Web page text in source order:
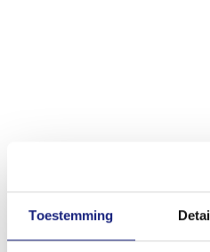
Toestemming